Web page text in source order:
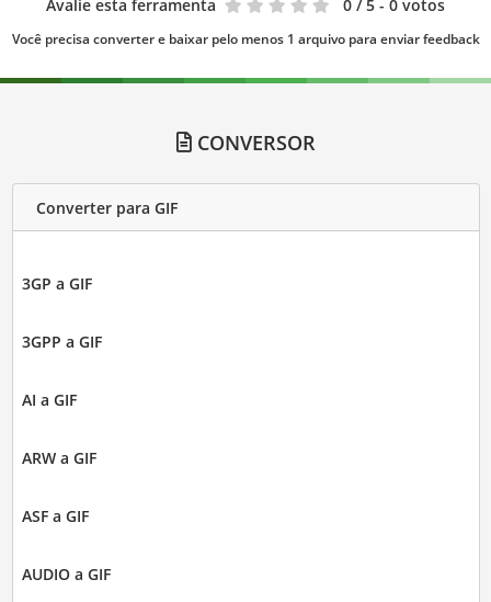
Avalie esta ferramenta 0 / 5 - 0 votos
Você precisa converter e baixar pelo menos 1 arquivo para enviar feedback
CONVERSOR
Converter para GIF
3GP a GIF
3GPP a GIF
AI a GIF
ARW a GIF
ASF a GIF
AUDIO a GIF